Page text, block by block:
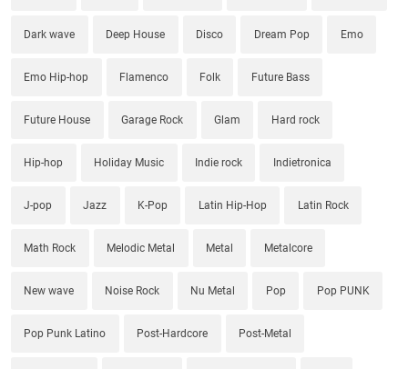
Dark wave Deep House Disco Dream Pop Emo
Emo Hip-hop Flamenco Folk Future Bass
Future House Garage Rock Glam Hard rock
Hip-hop Holiday Music Indie rock Indietronica
J-pop Jazz K-Pop Latin Hip-Hop Latin Rock
Math Rock Melodic Metal Metal Metalcore
New wave Noise Rock Nu Metal Pop Pop PUNK
Pop Punk Latino Post-Hardcore Post-Metal